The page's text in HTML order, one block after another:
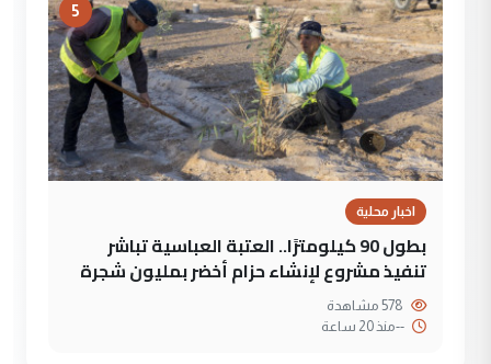
5
اخبار محلية
بطول 90 كيلومترًا.. العتبة العباسية تباشر
تنفيذ مشروع لإنشاء حزام أخضر بمليون شجرة
--منذ 20 ساعة